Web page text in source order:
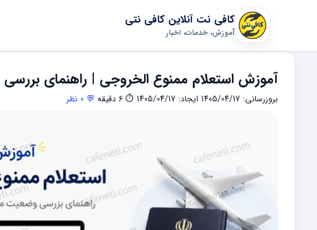
کافی نت آنلاین کافی نتی
آموزش، خدمات، اخبار
آموزش استعلام ممنوع‌ الخروجی | راهنمای
بروزرسانی: 1405/04/17 ایجاد: 1405/04/17 ⏱ 6 دقیقه 💬 0 نظر